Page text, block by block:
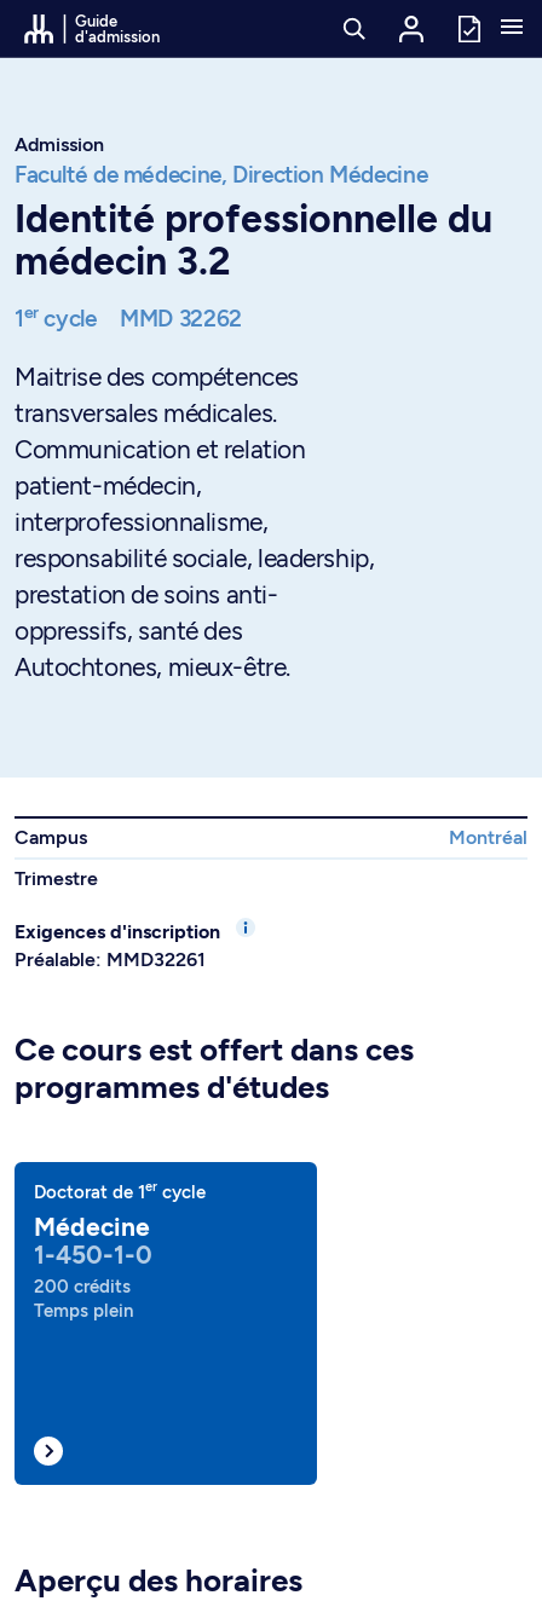
Passer au contenu
Guide
d'admission
Admission
Faculté de médecine, Direction Médecine
Identité professionnelle du
médecin 3.2
1ercycle MMD 32262
Maitrise des compétences
transversales médicales.
Communication et relation
patient-médecin,
interprofessionnalisme,
responsabilité sociale, leadership,
prestation de soins anti-
oppressifs, santé des
Autochtones, mieux-être.
Campus
Montréal
Trimestre
Exigences d'inscription
Préalable: MMD32261
Ce cours est offert dans ces
programmes d'études
Doctorat de 1er cycle
Médecine
1-450-1-0
200 crédits
Temps plein
Aperçu des horaires